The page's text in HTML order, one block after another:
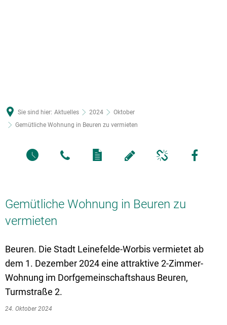
Sie sind hier: Aktuelles 2024
Oktober
Gemütliche Wohnung in Beuren zu vermieten
Gemütliche Wohnung in Beuren zu
vermieten
Beuren. Die Stadt Leinefelde-Worbis vermietet ab
dem 1. Dezember 2024 eine attraktive 2-Zimmer-
Wohnung im Dorfgemeinschaftshaus Beuren,
Turmstraße 2.
24. Oktober 2024